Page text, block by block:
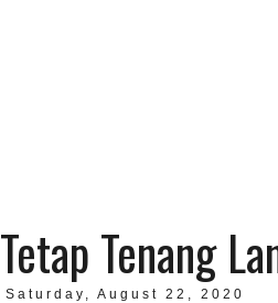
Tetap Tenang
Saturday, August 22, 2020